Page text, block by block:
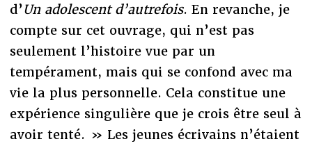
d’Un adolescent d’autrefois. En revanche, je
compte sur cet ouvrage, qui n’est pas
seulement l’histoire vue par un
tempérament, mais qui se confond avec ma
vie la plus personnelle. Cela constitue une
expérience singulière que je crois être seul à
avoir tenté. » Les jeunes écrivains n’étaient